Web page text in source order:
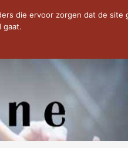
CD VAN DE WEEK: SLEEPING...
die ervoor zorgen dat de site
gaat.